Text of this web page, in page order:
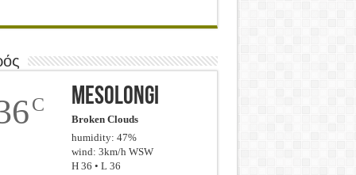
C Mesolongi
Broken Clouds
humidity: 47%
wind: 3km/h WSW
H 36 • L 36